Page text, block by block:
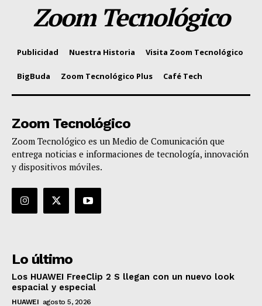
Zoom Tecnológico
Publicidad Nuestra Historia Visita Zoom Tecnológico
BigBuda Zoom Tecnológico Plus Café Tech
Zoom Tecnológico
Zoom Tecnológico es un Medio de Comunicación que
entrega noticias e informaciones de tecnología, innovación
y dispositivos móviles.
Lo último
Los HUAWEI FreeClip 2 S llegan con un nuevo look
espacial y especial
HUAWEI agosto 5, 2026